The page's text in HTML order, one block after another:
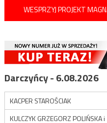
WESPRZYJ PROJEKT
Darczyńcy - 6.08.2026
KACPER STAROŚCIAK
KULCZYK GRZEGORZ POLIŃSKA i